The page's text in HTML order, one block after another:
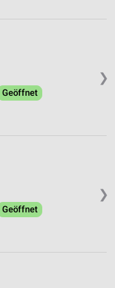
❯
Geöffnet
❯
Geöffnet